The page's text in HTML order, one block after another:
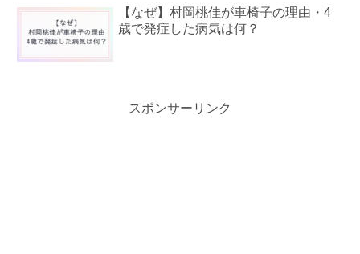
【なぜ】村岡桃佳が車椅子の理由・4
歳で発症した病気は何？
スポンサーリンク